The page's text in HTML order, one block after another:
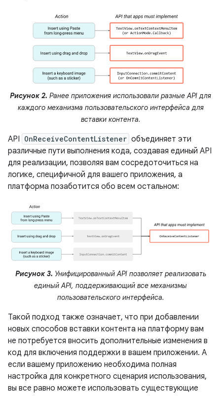
Рисунок 2. Ранее приложения использовали разные API для
каждого механизма пользовательского интерфейса для
вставки контента.
API OnReceiveContentListener объединяет эти
различные пути выполнения кода, создавая единый API
для реализации, позволяя вам сосредоточиться на
логике, специфичной для вашего приложения, а
платформа позаботится обо всем остальном:
Рисунок 3. Унифицированный API позволяет реализовать
единый API, поддерживающий все механизмы
пользовательского интерфейса.
Такой подход также означает, что при добавлении
новых способов вставки контента на платформу вам
не потребуется вносить дополнительные изменения в
код для включения поддержки в вашем приложении. А
если вашему приложению необходима полная
настройка для конкретного сценария использования,
вы все равно можете использовать существующие